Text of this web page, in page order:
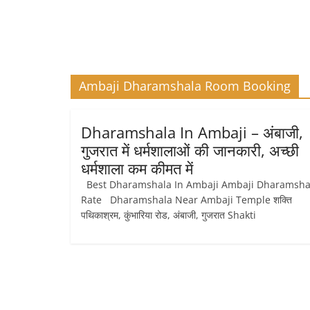
Ambaji Dharamshala Room Booking
Dharamshala In Ambaji – अंबाजी,
गुजरात में धर्मशालाओं की जानकारी, अच्छी
धर्मशाला कम कीमत में
Best Dharamshala In Ambaji Ambaji
Rate Dharamshala Near Ambaji Temple शक्ति
पथिकाश्रम, कुंभारिया रोड, अंबाजी, गुजरात Shakti